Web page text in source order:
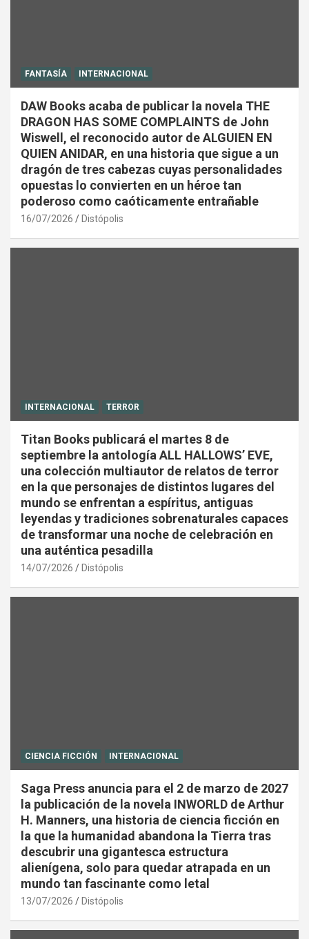
FANTASÍA INTERNACIONAL
DAW Books acaba de publicar la novela THE
DRAGON HAS SOME COMPLAINTS de John
Wiswell, el reconocido autor de ALGUIEN EN
QUIEN ANIDAR, en una historia que sigue a un
dragón de tres cabezas cuyas personalidades
opuestas lo convierten en un héroe tan
poderoso como caóticamente entrañable
16/07/2026 Distópolis
INTERNACIONAL TERROR
Titan Books publicará el martes 8 de
septiembre la antología ALL HALLOWS’ EVE,
una colección multiautor de relatos de terror
en la que personajes de distintos lugares del
mundo se enfrentan a espíritus, antiguas
leyendas y tradiciones sobrenaturales capaces
de transformar una noche de celebración en
una auténtica pesadilla
14/07/2026 Distópolis
CIENCIA FICCIÓN INTERNACIONAL
Saga Press anuncia para el 2 de marzo de 2027
la publicación de la novela INWORLD de Arthur
H. Manners, una historia de ciencia ficción en
la que la humanidad abandona la Tierra tras
descubrir una gigantesca estructura
alienígena, solo para quedar atrapada en un
mundo tan fascinante como letal
13/07/2026 Distópolis